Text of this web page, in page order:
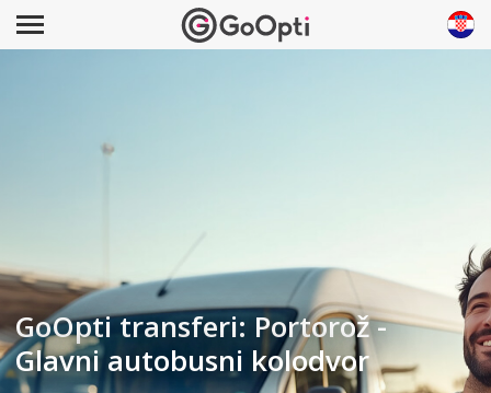
GoOpti transferi: Portorož -
Glavni autobusni kolodvor